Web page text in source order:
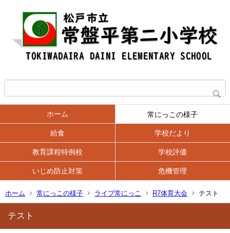
ホーム 常にっこの様子
給食 学校だより
教育課程特例校 学校評価
いじめ防止対策 危機管理
ホーム 常にっこの様子 ライブ常にっこ R7体育大会 テスト
テスト